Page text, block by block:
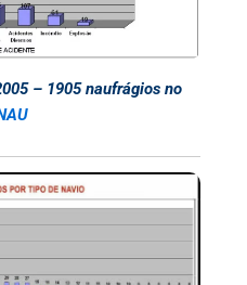
– 1905 naufrágios no